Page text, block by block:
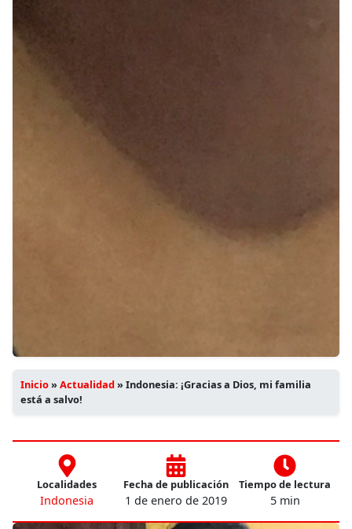
Inicio»Actualidad»Indonesia: ¡Gracias a Dios, mi familia
está a salvo!
Localidades
Indonesia
Fecha de publicación
1 de enero de 2019
Tiempo de lectura
5 min